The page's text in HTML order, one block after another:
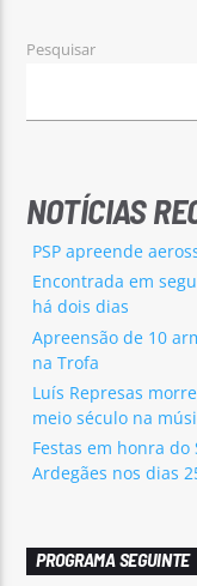
Pesquisar
NOTÍCIAS
PSP apreende
Encontrada em
há dois dias
Apreensão de 10
na Trofa
Luís Represas
meio século na
Festas em honra
Ardegães nos dias
PROGRAMA SEGUINTE